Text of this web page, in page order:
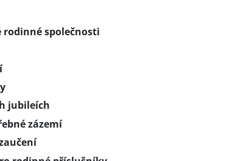
rodinné společnosti
jubileích
zázemí